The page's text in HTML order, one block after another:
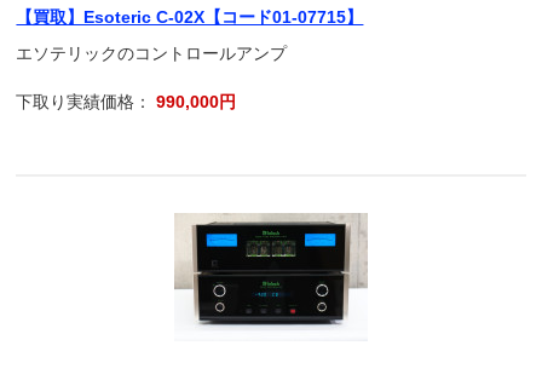
【買取】Esoteric C-02X【コード01-07715】
エソテリックのコントロールアンプ
下取り実績価格：990,000円